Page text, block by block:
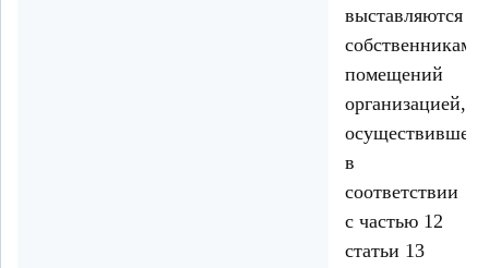
выставляются
собственникам
помещений
организацией,
осуществившей
в
соответствии
с частью 12
статьи 13